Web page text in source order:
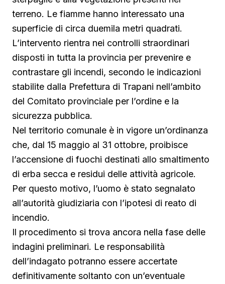
terreno. Le fiamme hanno interessato una
superficie di circa duemila metri quadrati.
L’intervento rientra nei controlli straordinari
disposti in tutta la provincia per prevenire e
contrastare gli incendi, secondo le indicazioni
stabilite dalla Prefettura di Trapani nell’ambito
del Comitato provinciale per l’ordine e la
sicurezza pubblica.
Nel territorio comunale è in vigore un’ordinanza
che, dal 15 maggio al 31 ottobre, proibisce
l’accensione di fuochi destinati allo smaltimento
di erba secca e residui delle attività agricole.
Per questo motivo, l’uomo è stato segnalato
all’autorità giudiziaria con l’ipotesi di reato di
incendio.
Il procedimento si trova ancora nella fase delle
indagini preliminari. Le responsabilità
dell’indagato potranno essere accertate
definitivamente soltanto con un’eventuale